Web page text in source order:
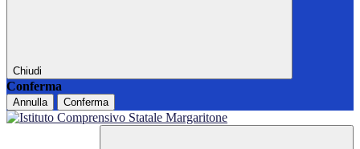
Chiudi
Conferma
Annulla Conferma